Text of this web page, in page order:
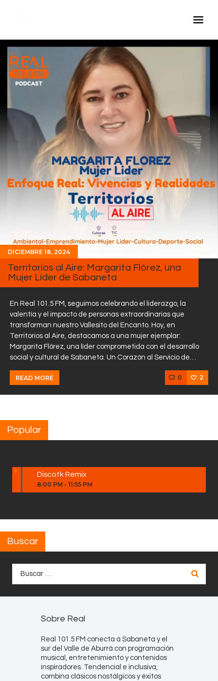
Inicio Real FM
Streaming
En Vivo
Descarga La APP
Programas
Noticias
Equipo
Sobre Nosotros
Contactos
DICIEMBRE 18, 2024
Territorios al Aire: Margarita Flórez, una
Mujer Líder de Sabaneta
En Real 101.5 FM, seguimos celebrando el liderazgo, la
valentía y el impacto de personas extraordinarias que
transforman nuestro Vallesito del Encanto. Hoy, en
Territorios al Aire, destacamos a una mujer ejemplar:
Margarita Flórez, una líder comprometida con el desarrollo
social y cultural de Sabaneta. Un Corazón al Servicio de…
READ MORE 0 2
Popular
Discotk Remix
8:00 PM - 11:55 PM
Buscar
Sobre Real
Real 101.5 FM conecta a Sabaneta y el
sur del Valle de Aburrá con programación
musical, entretenimiento y contenidos
inspiradores. Tendencial e inclusiva,
combina clásicos nostálgicos y éxitos